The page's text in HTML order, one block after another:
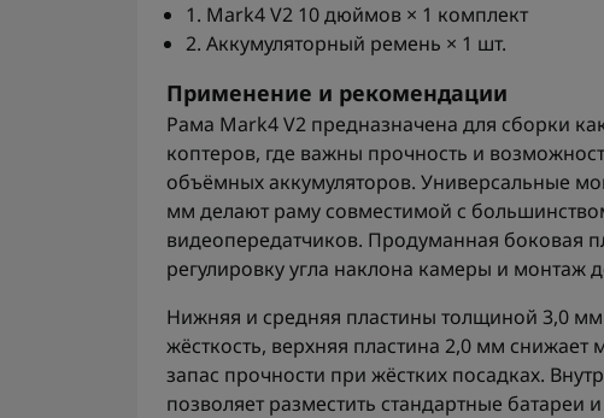
1. Mark4 V2 10 дюймов × 1 комплект
2. Аккумуляторный ремень × 1 шт.
Применение и рекомендации
Рама Mark4 V2 предназначена для сборки
коптеров, где важны прочность и
объёмных аккумуляторов. Универсальные
мм делают раму совместимой с
видеопередатчиков. Продуманная боковая
регулировку угла наклона камеры и монтаж
Нижняя и средняя пластины толщиной 3,0
жёсткость, верхняя пластина 2,0 мм
запас прочности при жёстких посадках.
позволяет разместить стандартные батареи